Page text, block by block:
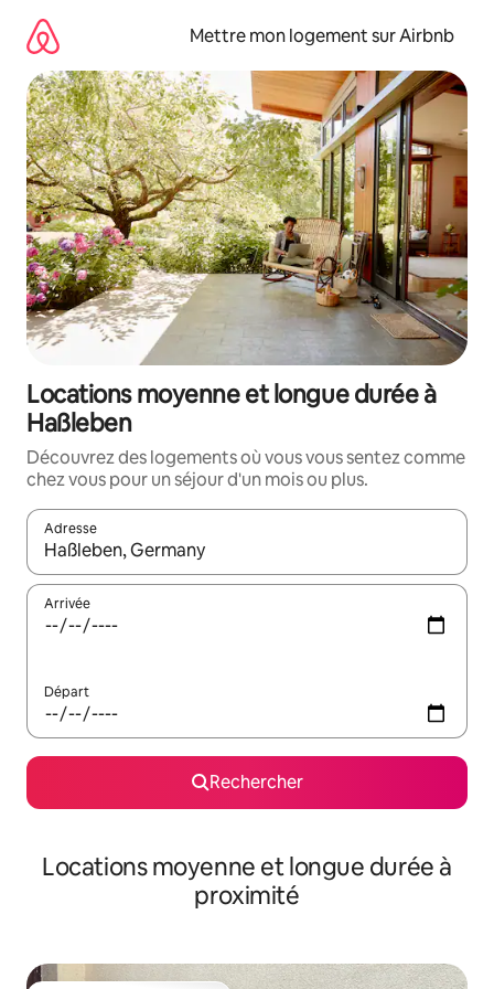
directement
contenu
Mettre mon logement sur Airbnb
Locations moyenne et longue durée à
Haßleben
Découvrez des logements où vous vous sentez comme
chez vous pour un séjour d'un mois ou plus.
Adresse
Lorsque les résultats s'affichent, utilisez les flèches vers le
Arrivée
Départ
Rechercher
Locations moyenne et longue durée à
proximité